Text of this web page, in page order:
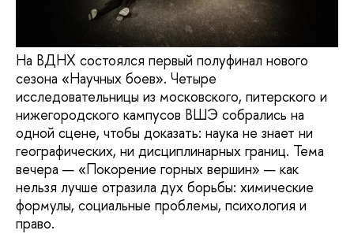
На ВДНХ состоялся первый полуфинал нового
сезона «Научных боев». Четыре
исследовательницы из московского, питерского и
нижегородского кампусов ВШЭ собрались на
одной сцене, чтобы доказать: наука не знает ни
географических, ни дисциплинарных границ. Тема
вечера — «Покорение горных вершин» — как
нельзя лучше отразила дух борьбы: химические
формулы, социальные проблемы, психология и
право.